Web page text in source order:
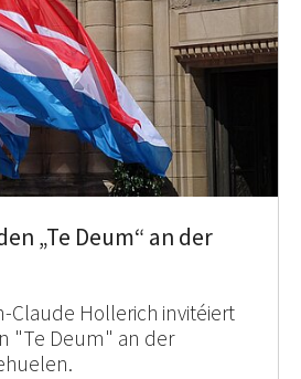
„Te Deum“ an der
Claude Hollerich invitéiert
"Te Deum" an der